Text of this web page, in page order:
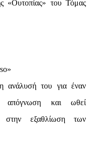
«Ουτοπίας» του Τόμας
ανάλυσή του για έναν
απόγνωση και ωθεί
στην εξαθλίωση των